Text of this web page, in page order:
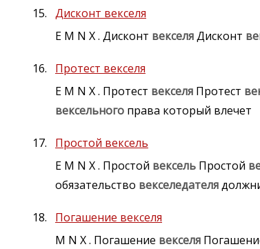
Дисконт векселя
E M N X . Дисконт векселяДисконт
Протест векселя
E M N X . Протест векселя Протест
вексельного права который влечет
Простой вексель
E M N X . Простой вексель Простой
обязательство векселедателя
Погашение векселя
M N X . Погашение векселя